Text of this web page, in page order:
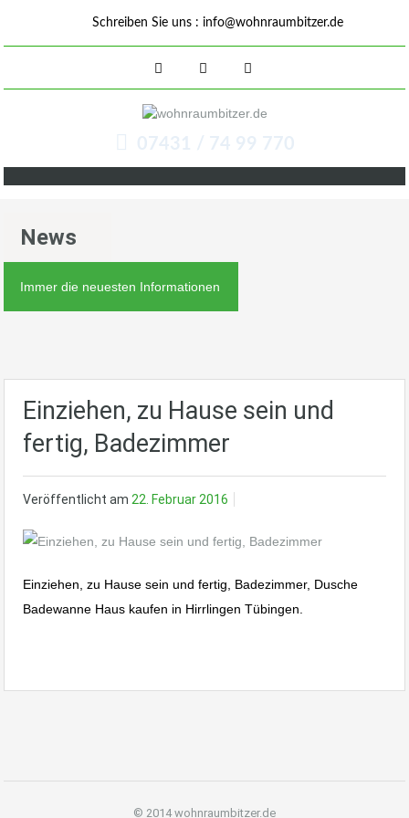
Schreiben Sie uns : info@wohnraumbitzer.de
07431 / 74 99 770
News
Immer die neuesten Informationen
Einziehen, zu Hause sein und
fertig, Badezimmer
Veröffentlicht am 22. Februar 2016
Einziehen, zu Hause sein und fertig, Badezimmer, Dusche
Badewanne Haus kaufen in Hirrlingen Tübingen.
© 2014 wohnraumbitzer.de